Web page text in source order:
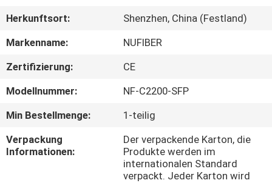
ÜBER
UNS
FABRIK-
AUSFLUG
QUALITÄTSKONTROLLE
Herkunftsort:
Shenzhen, China (Festland)
Markenname:
NUFIBER
Zertifizierung:
CE
Modellnummer:
NF-C2200-SFP
Min Bestellmenge:
1-teilig
Verpackung
Informationen:
Der verpackende Karton, die
Produkte werden im
internationalen Standard
verpackt. Jeder Karton wird